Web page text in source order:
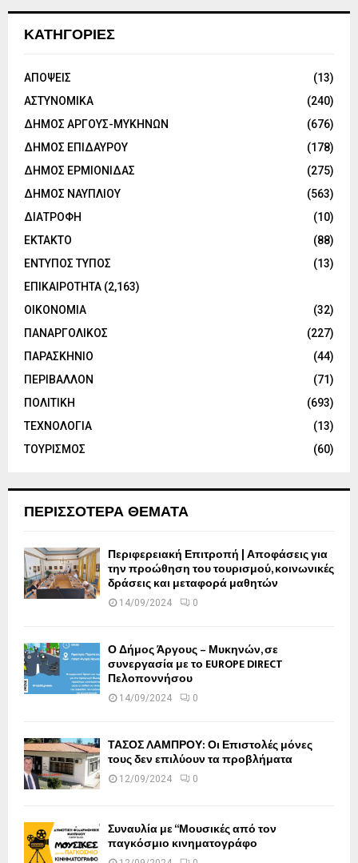
ΚΑΤΗΓΟΡΙΕΣ
ΑΠΟΨΕΙΣ
(13)
ΑΣΤΥΝΟΜΙΚΑ
(240)
ΔΗΜΟΣ ΑΡΓΟΥΣ-ΜΥΚΗΝΩΝ
(676)
ΔΗΜΟΣ ΕΠΙΔΑΥΡΟΥ
(178)
ΔΗΜΟΣ ΕΡΜΙΟΝΙΔΑΣ
(275)
ΔΗΜΟΣ ΝΑΥΠΛΙΟΥ
(563)
ΔΙΑΤΡΟΦΗ
(10)
ΕΚΤΑΚΤΟ
(88)
ΕΝΤΥΠΟΣ ΤΥΠΟΣ
(13)
ΕΠΙΚΑΙΡΟΤΗΤΑ (2,163)
ΟΙΚΟΝΟΜΙΑ
(32)
ΠΑΝΑΡΓΟΛΙΚΟΣ
(227)
ΠΑΡΑΣΚΗΝΙΟ
(44)
ΠΕΡΙΒΑΛΛΟΝ
(71)
ΠΟΛΙΤΙΚΗ
(693)
ΤΕΧΝΟΛΟΓΙΑ
(13)
ΤΟΥΡΙΣΜΟΣ
(60)
ΠΕΡΙΣΣΟΤΕΡΑ ΘΕΜΑΤΑ
Περιφερειακή Επιτροπή | Αποφάσεις για
την προώθηση του τουρισμού, κοινωνικές
δράσεις και μεταφορά μαθητών
14/09/2024 0
Ο Δήμος Άργους – Μυκηνών, σε
συνεργασία με το EUROPE DIRECT
Πελοποννήσου
14/09/2024 0
ΤΑΣΟΣ ΛΑΜΠΡΟΥ: Οι Επιστολές μόνες
τους δεν επιλύουν τα προβλήματα
12/09/2024 0
Συναυλία με “Μουσικές από τον
παγκόσμιο κινηματογράφο